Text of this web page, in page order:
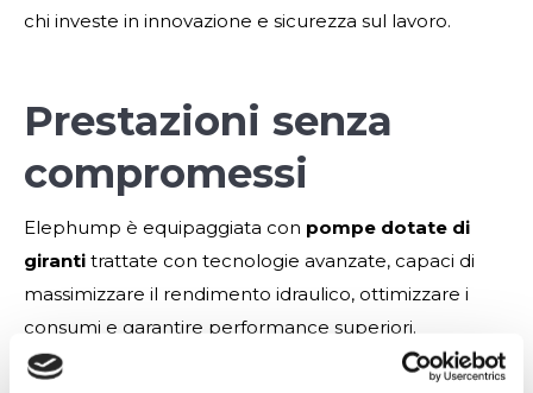
chi investe in innovazione e sicurezza sul lavoro.
Prestazioni senza
compromessi
Elephump è equipaggiata con pompe dotate di
giranti trattate con tecnologie avanzate, capaci di
massimizzare il rendimento idraulico, ottimizzare i
consumi e garantire performance superiori.
Con il
brevettato da